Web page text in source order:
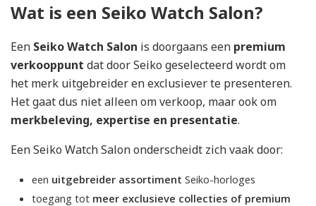
Wat is een Seiko Watch Salon?
Een Seiko Watch Salon is doorgaans een premium
verkooppunt dat door Seiko geselecteerd wordt om
het merk uitgebreider en exclusiever te presenteren.
Het gaat dus niet alleen om verkoop, maar ook om
merkbeleving, expertise en presentatie.
Een Seiko Watch Salon onderscheidt zich vaak door:
een uitgebreider assortiment Seiko-horloges
toegang tot meer exclusieve collecties of premium